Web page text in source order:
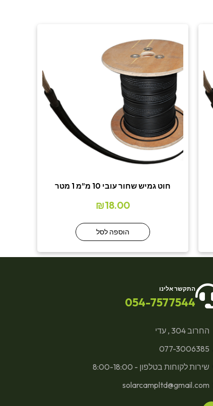
חוט גמיש שחור עובי 10 מ”מ 1 מטר
₪18.00
הוספה לסל
התקשר אלינו
054-7577544
החרוב 304 , עדי
077-3006385
שירות לקוחות בטלפון - 8:00-18:00
solarcampltd@gmail.com
F